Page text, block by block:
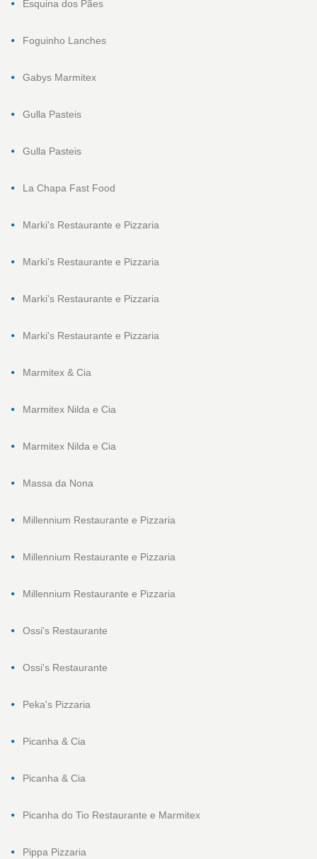
Esquina dos Pães
Foguinho Lanches
Gabys Marmitex
Gulla Pasteis
Gulla Pasteis
La Chapa Fast Food
Marki's Restaurante e Pizzaria
Marki's Restaurante e Pizzaria
Marki's Restaurante e Pizzaria
Marki's Restaurante e Pizzaria
Marmitex & Cia
Marmitex Nilda e Cia
Marmitex Nilda e Cia
Massa da Nona
Millennium Restaurante e Pizzaria
Millennium Restaurante e Pizzaria
Millennium Restaurante e Pizzaria
Ossi's Restaurante
Ossi's Restaurante
Peka's Pizzaria
Picanha & Cia
Picanha & Cia
Picanha do Tio Restaurante e Marmitex
Pippa Pizzaria